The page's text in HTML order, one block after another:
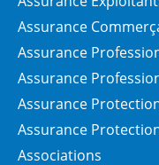
Assurance
Assurance
Assurance
Assurance
Assurance
Associations